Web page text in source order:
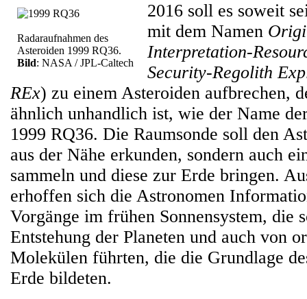
Radaraufnahmen des
Asteroiden 1999 RQ36.
Bild: NASA / JPL-Caltech
2016 soll es soweit
mit dem Namen
Interpretation-
Security-Regolith
REx) zu einem Asteroiden aufbrechen,
ähnlich unhandlich ist, wie der Name
1999 RQ36. Die Raumsonde soll den
aus der Nähe erkunden, sondern auch
sammeln und diese zur Erde bringen.
erhoffen sich die Astronomen
Vorgänge im frühen Sonnensystem, die
Entstehung der Planeten und auch von
Molekülen führten, die die Grundlage
Erde bildeten.